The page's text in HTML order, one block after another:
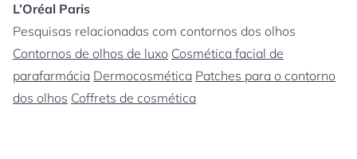
L’Oréal Paris
Pesquisas relacionadas com contornos dos olhos
Contornos de olhos de luxo Cosmética facial de
parafarmácia Dermocosmética Patches para o contorno
dos olhos Coffrets de cosmética